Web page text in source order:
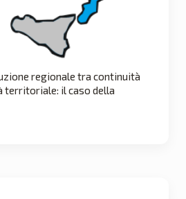
regionale tra continuità
territoriale: il caso della